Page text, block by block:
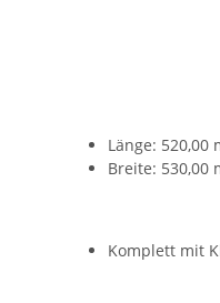
Länge: 520,00
Breite: 530,00
Komplett mit